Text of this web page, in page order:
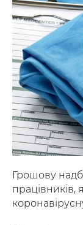
Грошову
працівників,